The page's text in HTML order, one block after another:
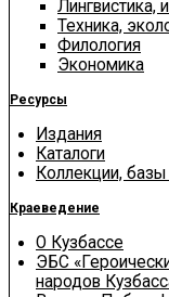
Лингвистика,
Техника,
Филология
Экономика
Ресурсы
Издания
Каталоги
Коллекции,
Краеведение
О Кузбассе
ЭБС
народов